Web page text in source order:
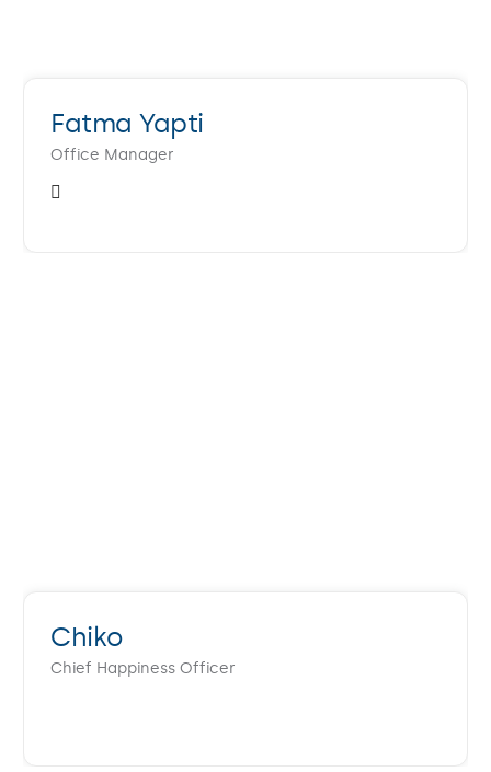
Fatma Yapti
Office Manager
Chiko
Chief Happiness Officer